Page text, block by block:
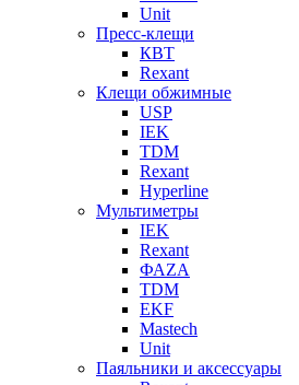
Unit
Пресс-клещи
КВТ
Rexant
Клещи обжимные
USP
IEK
TDM
Rexant
Hyperline
Мультиметры
IEK
Rexant
ФАZА
TDM
EKF
Mastech
Unit
Паяльники и аксессуары